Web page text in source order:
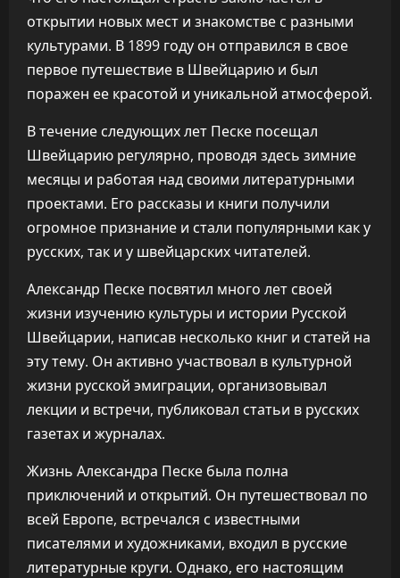
открытии новых мест и знакомстве с разными
культурами. В 1899 году он отправился в свое
первое путешествие в Швейцарию и был
поражен ее красотой и уникальной атмосферой.
В течение следующих лет Песке посещал
Швейцарию регулярно, проводя здесь зимние
месяцы и работая над своими литературными
проектами. Его рассказы и книги получили
огромное признание и стали популярными как у
русских, так и у швейцарских читателей.
Александр Песке посвятил много лет своей
жизни изучению культуры и истории Русской
Швейцарии, написав несколько книг и статей на
эту тему. Он активно участвовал в культурной
жизни русской эмиграции, организовывал
лекции и встречи, публиковал статьи в русских
газетах и журналах.
Жизнь Александра Песке была полна
приключений и открытий. Он путешествовал по
всей Европе, встречался с известными
писателями и художниками, входил в русские
литературные круги. Однако, его настоящим